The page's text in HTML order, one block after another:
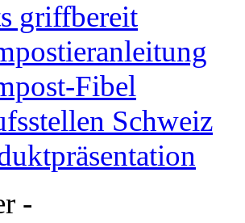
griffbereit
Fibel
Schweiz